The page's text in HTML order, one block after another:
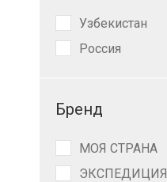
Узбекистан
Россия
Бренд
МОЯ СТРАНА
ЭКСПЕДИЦИЯ